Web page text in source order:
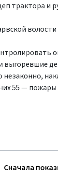
трактора и
волости
55 —
Сначала